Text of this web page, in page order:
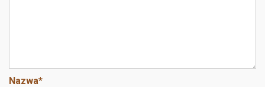
Nazwa*